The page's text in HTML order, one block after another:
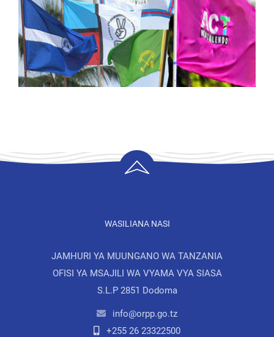
WASILIANA NASI
JAMHURI YA MUUNGANO WA TANZANIA
OFISI YA MSAJILI WA VYAMA VYA SIASA
S.L.P 2851 Dodoma
info@orpp.go.tz
+255 26 23322500